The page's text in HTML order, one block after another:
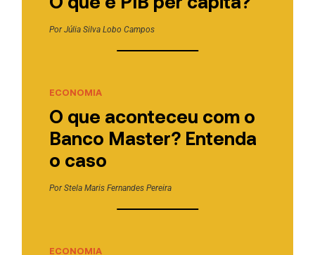
PorJúlia Silva Lobo Campos
ECONOMIA
O que aconteceu com o
Banco Master? Entenda
o caso
PorStela Maris Fernandes Pereira
ECONOMIA